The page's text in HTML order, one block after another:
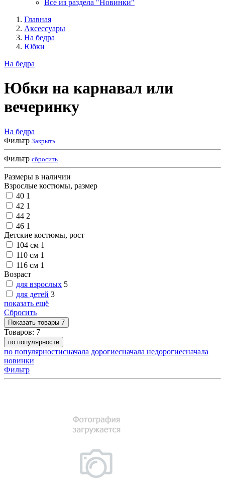
Все из раздела "Новинки"
Главная
Аксессуары
На бедра
Юбки
На бедра
Юбки на карнавал или
вечеринку
На бедра
Фильтр Закрыть
Фильтр сбросить
Размеры в наличии
Взрослые костюмы, размер
40 1
42 1
44 2
46 1
Детские костюмы, рост
104 см 1
110 см 1
116 см 1
Возраст
для взрослых 5
для детей 3
показать ещё
Сбросить
Показать товары 7
Товаров: 7
по популярности
по популярностисначала дорогиесначала недорогиесначала
новинки
Фильтр